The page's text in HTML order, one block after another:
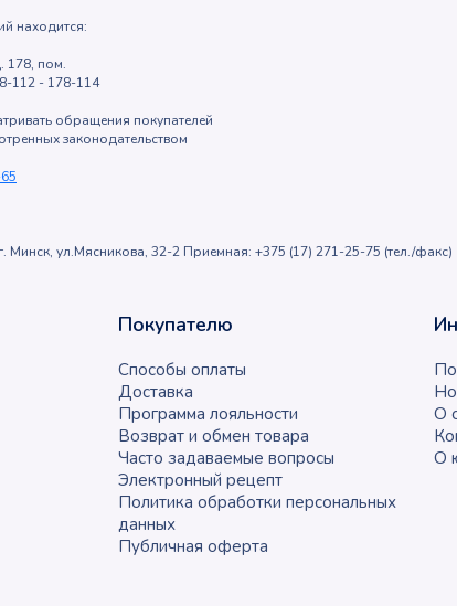
находится:
178, пом.
112 - 178-114
обращения покупателей
законодательством
Минск, ул.Мясникова, 32-2 Приемная: +375 (17) 271-25-75 (тел./факс)
Покупателю
Способы оплаты
Доставка
Программа лояльности
Возврат и обмен товара
Часто задаваемые вопросы
Электронный рецепт
Политика обработки персональных
данных
Публичная оферта
О
О